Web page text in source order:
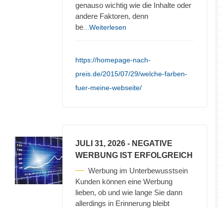
genauso wichtig wie die Inhalte oder
andere Faktoren, denn
be ...Weiterlesen
https://homepage-nach-
preis.de/2015/07/29/welche-farben-
fuer-meine-webseite/
JULI 31, 2026 - NEGATIVE
WERBUNG IST ERFOLGREICH
Werbung im Unterbewusstsein
Kunden können eine Werbung
lieben, ob und wie lange Sie dann
allerdings in Erinnerung bleibt